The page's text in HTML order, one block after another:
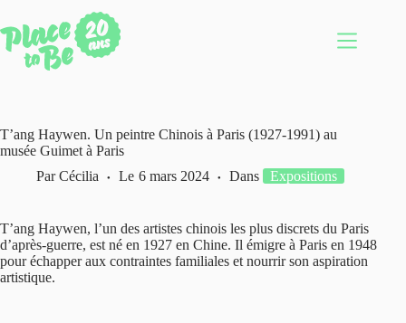
au
contenu
T’ang Haywen. Un peintre Chinois à Paris (1927-1991) au
musée Guimet à Paris
Par Cécilia Le 6 mars 2024 Dans Expositions
T’ang Haywen, l’un des artistes chinois les plus discrets du Paris
d’après-guerre, est né en 1927 en Chine. Il émigre à Paris en 1948
pour échapper aux contraintes familiales et nourrir son aspiration
artistique.